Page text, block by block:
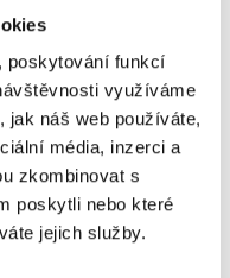
poskytování funkcí
využíváme
jak náš web používáte,
média, inzerci a
zkombinovat s
poskytli nebo které
jejich služby.